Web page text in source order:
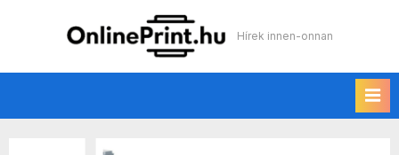
Online print
Hírek innen-onnan